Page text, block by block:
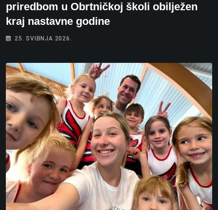
priredbom u Obrtničkoj školi obilježen
kraj nastavne godine
25. SVIBNJA 2026.